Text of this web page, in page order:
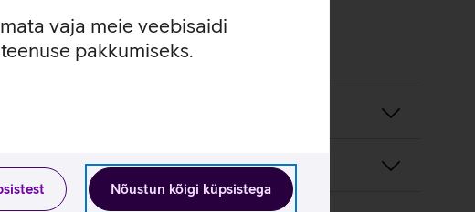
vaja meie veebisaidi
pakkumiseks.
Nõustun kõigi küpsistega